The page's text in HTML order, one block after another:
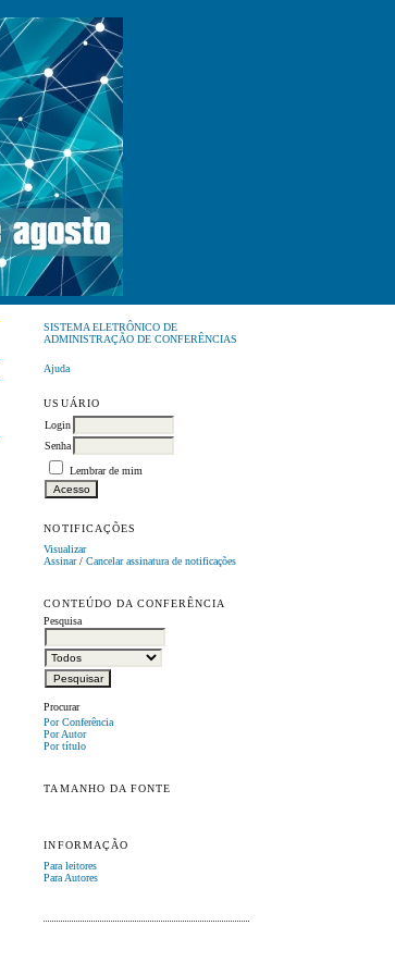
SISTEMA ELETRÔNICO DE
ADMINISTRAÇÃO DE CONFERÊNCIAS
Ajuda
USUÁRIO
Login
Senha
Lembrar de mim
NOTIFICAÇÕES
Visualizar
Assinar/Cancelar assinatura de notificações
CONTEÚDO DA CONFERÊNCIA
Pesquisa
Procurar
Por Conferência
Por Autor
Por título
TAMANHO DA FONTE
INFORMAÇÃO
Para leitores
Para Autores